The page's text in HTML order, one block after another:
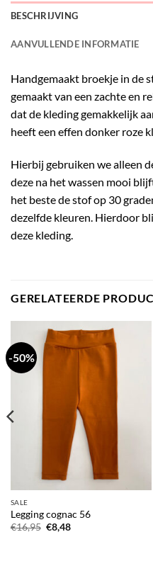
BESCHRIJVING
AANVULLENDE INFORMATIE
Handgemaakt broekje in de
gemaakt van een zachte en
dat de kleding gemakkelijk
heeft een effen donker roze
Hierbij gebruiken we alleen
deze na het wassen mooi
het beste de stof op 30
dezelfde kleuren. Hierdoor
deze kleding.
GERELATEERDE
-50%
SALE
Legging cognac 56
€16,95 Oorspronkelijke
prijs
€8,48Huidige